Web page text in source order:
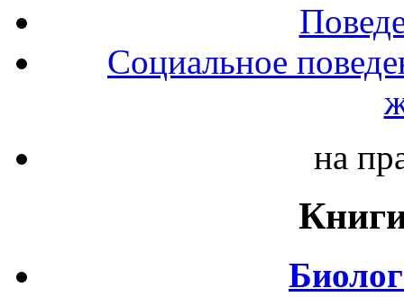
Социальное
на